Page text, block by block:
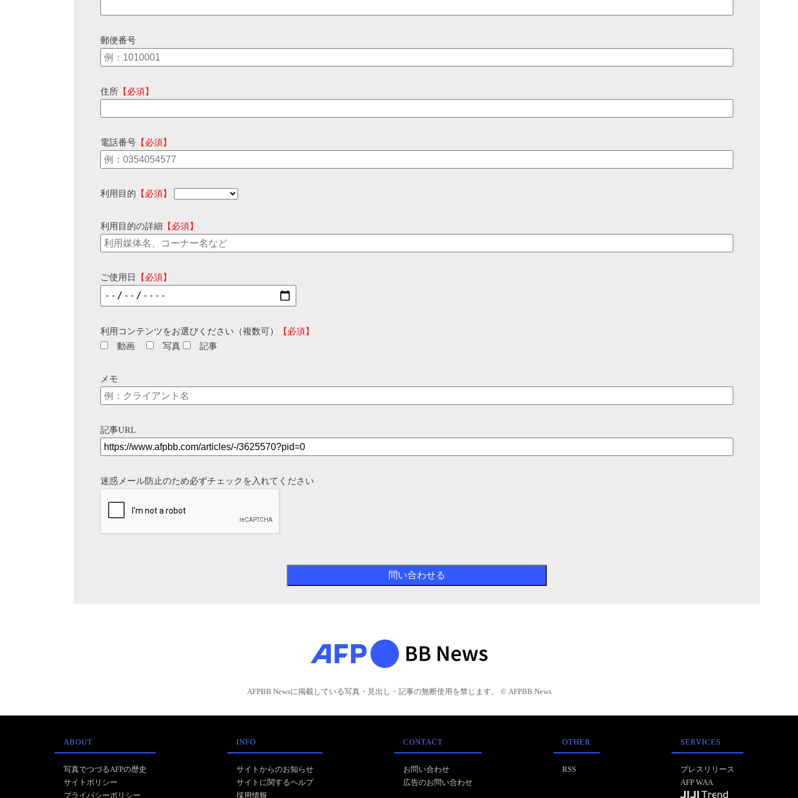
郵便番号
住所 【必須】
電話番号 【必須】
利用目的 【必須】
利用目的の詳細 【必須】
ご使用日 【必須】
利用コンテンツをお選びください（複数可）
【必須】
動画
写真 記事
メモ
記事URL
迷惑メール防止のため必ずチェックを入れてください
AFPBB Newsに掲載している写真・見出し・記事の無断使用を禁じます。 © AFPBB News
ABOUT
写真でつづるAFPの歴史
サイトポリシー
プライバシーポリシー
INFO
サイトからのお知らせ
サイトに関するヘルプ
採用情報
CONTACT
お問い合わせ
広告のお問い合わせ
OTHER
RSS
SERVICES
プレスリリース
AFP WAA